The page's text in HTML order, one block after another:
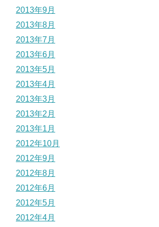
2013年9月
2013年8月
2013年7月
2013年6月
2013年5月
2013年4月
2013年3月
2013年2月
2013年1月
2012年10月
2012年9月
2012年8月
2012年6月
2012年5月
2012年4月